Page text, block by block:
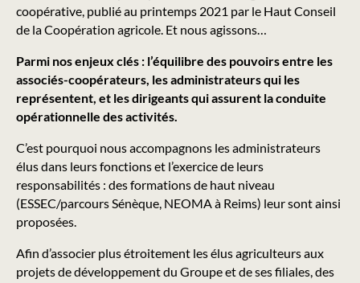
coopérative, publié au printemps 2021 par le Haut Conseil
de la Coopération agricole. Et nous agissons…
Parmi nos enjeux clés : l’équilibre des pouvoirs entre les
associés-coopérateurs, les administrateurs qui les
représentent, et les dirigeants qui assurent la conduite
opérationnelle des activités.
C’est pourquoi nous accompagnons les administrateurs
élus dans leurs fonctions et l’exercice de leurs
responsabilités : des formations de haut niveau
(ESSEC/parcours Sénèque, NEOMA à Reims) leur sont ainsi
proposées.
Afin d’associer plus étroitement les élus agriculteurs aux
projets de développement du Groupe et de ses filiales, des